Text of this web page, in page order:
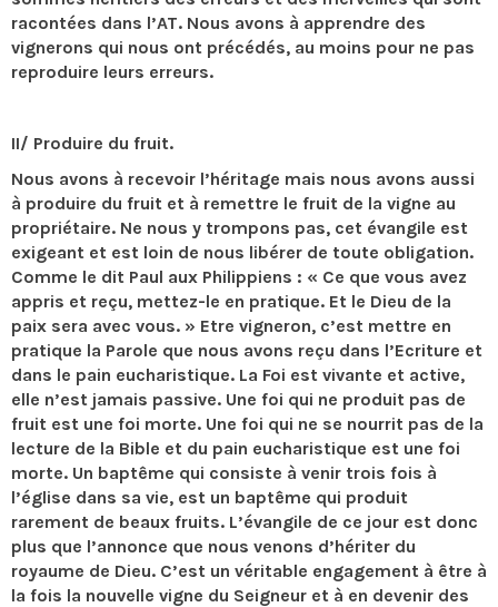
racontées dans l’AT. Nous avons à apprendre des
vignerons qui nous ont précédés, au moins pour ne pas
reproduire leurs erreurs.
II/ Produire du fruit.
Nous avons à recevoir l’héritage mais nous avons aussi
à produire du fruit et à remettre le fruit de la vigne au
propriétaire. Ne nous y trompons pas, cet évangile est
exigeant et est loin de nous libérer de toute obligation.
Comme le dit Paul aux Philippiens : « Ce que vous avez
appris et reçu, mettez-le en pratique. Et le Dieu de la
paix sera avec vous. » Etre vigneron, c’est mettre en
pratique la Parole que nous avons reçu dans l’Ecriture et
dans le pain eucharistique. La Foi est vivante et active,
elle n’est jamais passive. Une foi qui ne produit pas de
fruit est une foi morte. Une foi qui ne se nourrit pas de la
lecture de la Bible et du pain eucharistique est une foi
morte. Un baptême qui consiste à venir trois fois à
l’église dans sa vie, est un baptême qui produit
rarement de beaux fruits. L’évangile de ce jour est donc
plus que l’annonce que nous venons d’hériter du
royaume de Dieu. C’est un véritable engagement à être à
la fois la nouvelle vigne du Seigneur et à en devenir des